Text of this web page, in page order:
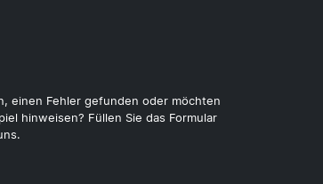
einen Fehler gefunden oder möchten
hinweisen? Füllen Sie das Formular